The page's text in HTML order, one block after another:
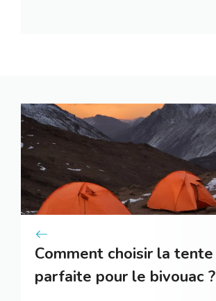
Comment choisir la tente
parfaite pour le bivouac ?